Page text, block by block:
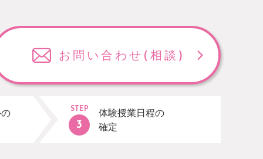
お問い合わせ (相談)
STEP
体験授業日程の
確定